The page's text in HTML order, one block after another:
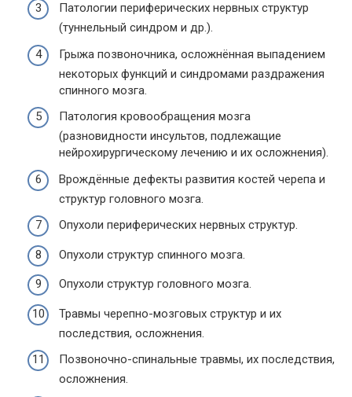
Патологии периферических нервных структур
(туннельный синдром и др.).
Грыжа позвоночника, осложнённая выпадением
некоторых функций и синдромами раздражения
спинного мозга.
Патология кровообращения мозга
(разновидности инсультов, подлежащие
нейрохирургическому лечению и их осложнения).
Врождённые дефекты развития костей черепа и
структур головного мозга.
Опухоли периферических нервных структур.
Опухоли структур спинного мозга.
Опухоли структур головного мозга.
Травмы черепно-мозговых структур и их
последствия, осложнения.
Позвоночно-спинальные травмы, их последствия,
осложнения.